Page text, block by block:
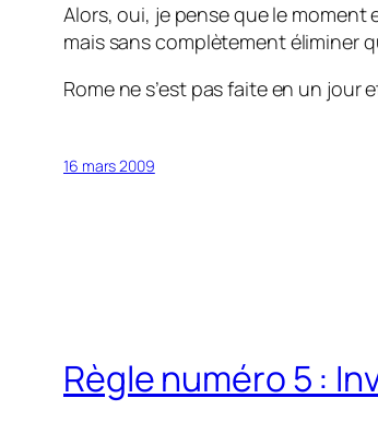
Alors, oui, je pense que le
mais sans complètement éliminer
Rome ne s’est pas faite en un jour
16 mars 2009
Règle numéro 5 :